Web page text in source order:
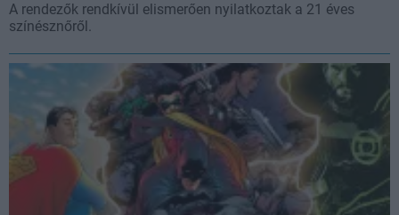
A rendezők rendkívül elismerően nyilatkoztak a 21 éves
színésznőről.